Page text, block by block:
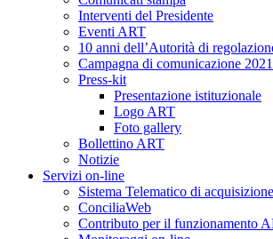
Interventi del Presidente
Eventi ART
10 anni dell’Autorità di
Campagna di comunicazione 2021
Press-kit
Presentazione istituzionale
Logo ART
Foto gallery
Bollettino ART
Notizie
Servizi on-line
Sistema Telematico di
ConciliaWeb
Contributo per il funzionamento